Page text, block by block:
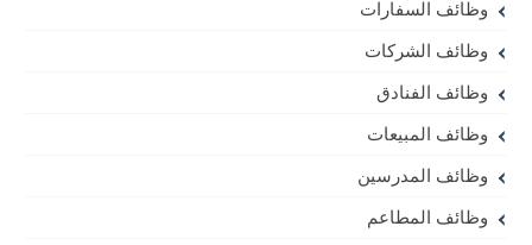
وظائف السفارات
وظائف الشركات
وظائف الفنادق
وظائف المبيعات
وظائف المدرسين
وظائف المطاعم